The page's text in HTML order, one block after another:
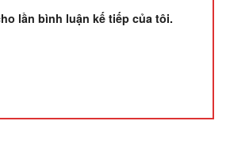
lần bình luận kế tiếp của tôi.